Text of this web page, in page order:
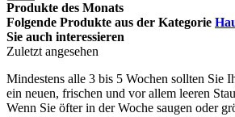
Produkte des Monats
Folgende Produkte aus der Kategorie
Sie auch interessieren
Zuletzt angesehen
Mindestens alle 3 bis 5 Wochen sollten Sie
ein neuen, frischen und vor allem leeren
Wenn Sie öfter in der Woche saugen oder